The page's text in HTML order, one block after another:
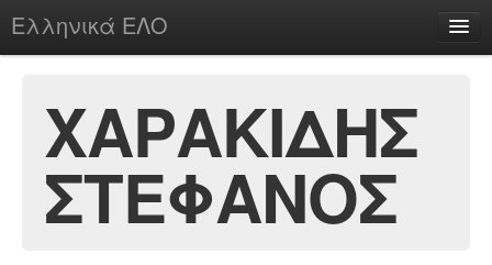
Ελληνικά ΕΛΟ
chesstu.be @ discord
Login
ΧΑΡΑΚΙΔΗΣ
ΣΤΕΦΑΝΟΣ